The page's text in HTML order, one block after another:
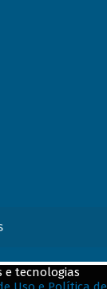
e tecnologias